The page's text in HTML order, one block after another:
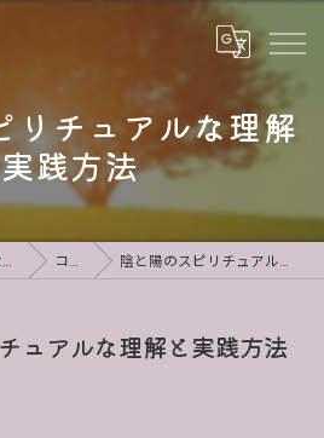
リチュアルな理解
践方法
千葉県富津市のカウンセリングならStella コラム 陰と陽のスピリチュアルな理解と実践方法
ュアルな理解と実践方法